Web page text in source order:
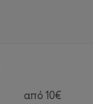
από 10€